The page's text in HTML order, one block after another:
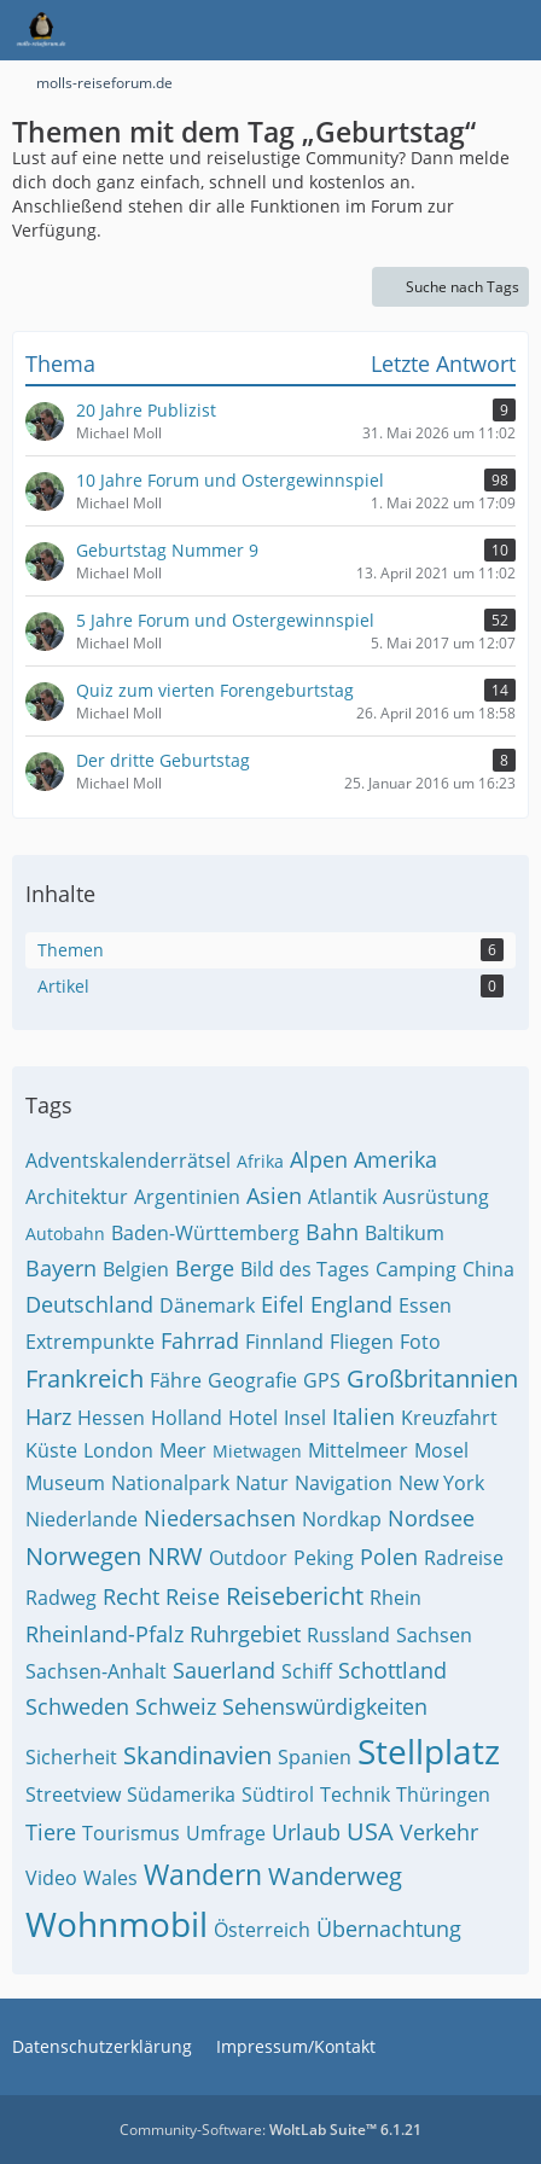
molls-reiseforum.de
Themen mit dem Tag „Geburtstag“
Lust auf eine nette und reiselustige Community? Dann melde
dich doch ganz einfach, schnell und kostenlos an.
Anschließend stehen dir alle Funktionen im Forum zur
Verfügung.
Suche nach Tags
Thema Letzte Antwort
20 Jahre Publizist
9
Michael Moll
31. Mai 2026 um 11:02
10 Jahre Forum und Ostergewinnspiel
98
Michael Moll
1. Mai 2022 um 17:09
Geburtstag Nummer 9
10
Michael Moll
13. April 2021 um 11:02
5 Jahre Forum und Ostergewinnspiel
52
Michael Moll
5. Mai 2017 um 12:07
Quiz zum vierten Forengeburtstag
14
Michael Moll
26. April 2016 um 18:58
Der dritte Geburtstag
8
Michael Moll
25. Januar 2016 um 16:23
Inhalte
Themen 6
Artikel 0
Tags
Adventskalenderrätsel Afrika Alpen Amerika
Architektur Argentinien Asien Atlantik Ausrüstung
Autobahn Baden-Württemberg Bahn Baltikum
Bayern Belgien Berge Bild des Tages Camping China
Deutschland Dänemark Eifel England Essen
Extrempunkte Fahrrad Finnland Fliegen Foto
Frankreich Fähre Geografie GPS Großbritannien
Harz Hessen Holland Hotel Insel Italien Kreuzfahrt
Küste London Meer Mietwagen Mittelmeer Mosel
Museum Nationalpark Natur Navigation New York
Niederlande Niedersachsen Nordkap Nordsee
Norwegen NRW Outdoor Peking Polen Radreise
Radweg Recht Reise Reisebericht Rhein
Rheinland-Pfalz Ruhrgebiet Russland Sachsen
Sachsen-Anhalt Sauerland Schiff Schottland
Schweden Schweiz Sehenswürdigkeiten
Sicherheit Skandinavien Spanien Stellplatz
Streetview Südamerika Südtirol Technik Thüringen
Tiere Tourismus Umfrage Urlaub USA Verkehr
Video Wales Wandern Wanderweg
Wohnmobil Österreich Übernachtung
Datenschutzerklärung Impressum/Kontakt
Community-Software:WoltLab Suite™ 6.1.21